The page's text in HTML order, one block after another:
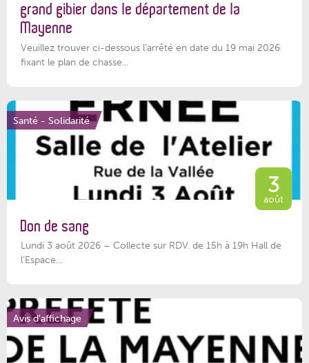
grand gibier dans le département de la
Mayenne
Veuillez trouver ci-dessous l’arrêté en date du 19 mai 2026
fixant le plan de chasse...
Santé - Solidarité
3
août
Don de sang
Lundi 3 août 2026 – Collecte sur RDV. de 15h à 19h Hall de
l'Espace...
Avis d'affichage